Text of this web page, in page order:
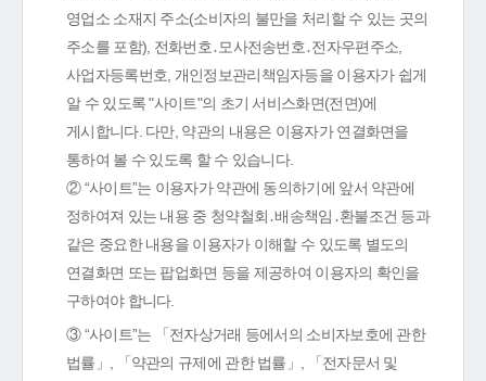
영업소 소재지 주소(소비자의 불만을 처리할 수 있는 곳의
주소를 포함), 전화번호․모사전송번호․전자우편주소,
사업자등록번호, 개인정보관리책임자등을 이용자가 쉽게
알 수 있도록 "사이트"의 초기 서비스화면(전면)에
게시합니다. 다만, 약관의 내용은 이용자가 연결화면을
통하여 볼 수 있도록 할 수 있습니다.
② “사이트”는 이용자가 약관에 동의하기에 앞서 약관에
정하여져 있는 내용 중 청약철회․배송책임․환불조건 등과
같은 중요한 내용을 이용자가 이해할 수 있도록 별도의
연결화면 또는 팝업화면 등을 제공하여 이용자의 확인을
구하여야 합니다.
③ “사이트”는 「전자상거래 등에서의 소비자보호에 관한
법률」, 「약관의 규제에 관한 법률」, 「전자문서 및